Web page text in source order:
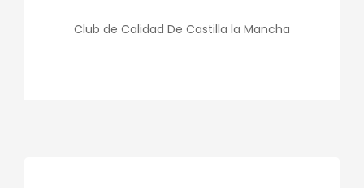
Club de Calidad De Castilla la Mancha